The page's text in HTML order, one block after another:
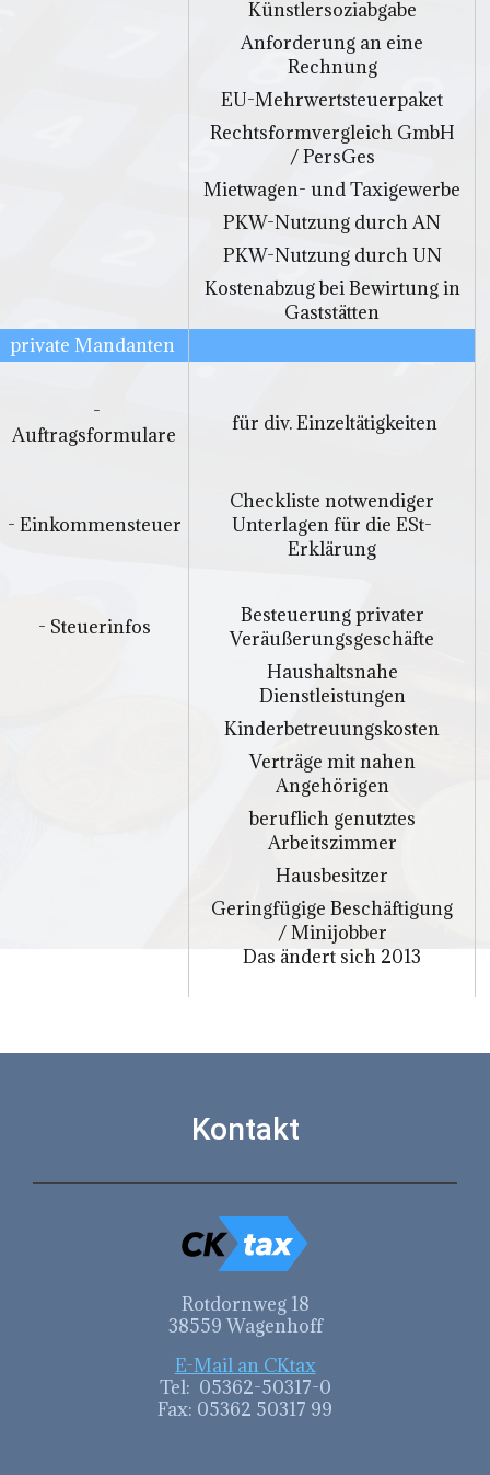
Künstlersoziabgabe
Anforderung an eine
Rechnung
EU-Mehrwertsteuerpaket
Rechtsformvergleich GmbH
/ PersGes
Mietwagen- und Taxigewerbe
PKW-Nutzung durch AN
PKW-Nutzung durch UN
Kostenabzug bei Bewirtung in
Gaststätten
private Mandanten
-
Auftragsformulare
für div. Einzeltätigkeiten
- Einkommensteuer
Checkliste notwendiger
Unterlagen für die ESt-
Erklärung
- Steuerinfos
Besteuerung privater
Veräußerungsgeschäfte
Haushaltsnahe
Dienstleistungen
Kinderbetreuungskosten
Verträge mit nahen
Angehörigen
beruflich genutztes
Arbeitszimmer
Hausbesitzer
Geringfügige Beschäftigung
/ Minijobber
Das ändert sich 2013
Kontakt
Rotdornweg 18
38559 Wagenhoff
E-Mail an CKtax
Tel: 05362-50317-0
Fax: 05362 50317 99